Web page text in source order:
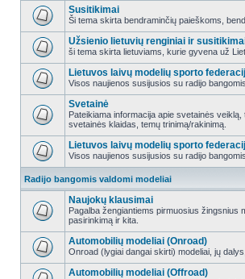
Susitikimai
Ši tema skirta bendraminčių paieškoms,
Užsienio lietuvių renginiai ir
ši tema skirta lietuviams, kurie gyvena už
Lietuvos laivų modelių sporto
Visos naujienos susijusios su radijo
Svetainė
Pateikiama informacija apie svetainės
svetainės klaidas, temų trinimą/rakinimą.
Lietuvos laivų modelių sporto
Visos naujienos susijusios su radijo
Radijo bangomis valdomi modeliai
Naujokų klausimai
Pagalba žengiantiems pirmuosius žingsnius
pasirinkimą ir kita.
Automobilių modeliai (Onroad)
Onroad (lygiai dangai skirti) modeliai, jų
Automobilių modeliai (Offroad)